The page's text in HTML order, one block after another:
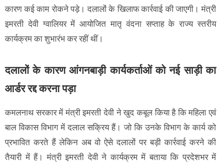
कारण कई काम रोकने पड़े। दलालों के खिलाफ कार्रवाई की जाएगी। मंत्री
इमरती देवी ग्वालियर में आयोजित मातृ वंदना सप्ताह के राज्य स्तरीय
कार्यक्रम का शुभारंभ कर रहीं थीं।
दलालों के कारण आंगनबाड़ी कार्यकर्ताओं को नई साड़ी का
आर्डर रद्द करना पड़ा
कमलनाथ सरकार में मंत्री इमरती देवी ने खुद कबूल किया है कि महिला एवं
बाल विकास विभाग में दलाल सक्रिय हैं। जो कि उनके विभाग के कार्य को
प्रभावित करते हैं लेकिन अब वो ऐसे दलालों पर बड़ी कार्रवाई करने की
तैयारी में हैं। मंत्री इमरती देवी ने कार्यक्रम में बताया कि प्रदेशभर में